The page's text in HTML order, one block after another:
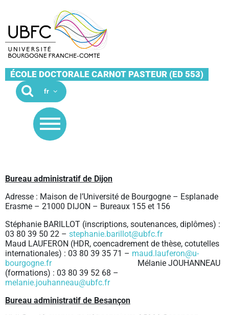
ÉCOLE DOCTORALE CARNOT PASTEUR (ED 553)
Bureau administratif de Dijon
Adresse : Maison de l’Université de Bourgogne – Esplanade
Erasme – 21000 DIJON – Bureaux 155 et 156
Stéphanie BARILLOT (inscriptions, soutenances, diplômes) :
03 80 39 50 22 – stephanie.barillot@ubfc.fr
Maud LAUFERON (HDR, coencadrement de thèse, cotutelles
internationales) : 03 80 39 35 71 – maud.lauferon@u-
bourgogne.frMélanie JOUHANNEAU
(formations) : 03 80 39 52 68 –
melanie.jouhanneau@ubfc.fr
Bureau administratif de Besançon